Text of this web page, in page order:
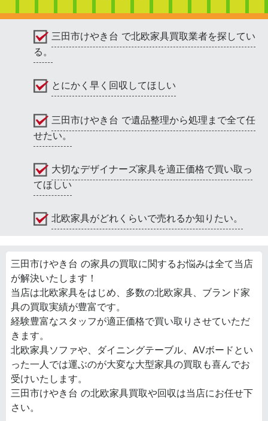
三田市けやき台 で北欧家具買取業者を探してい
る。
とにかく早く回収してほしい
三田市けやき台 で遺品整理から処理まで全て任
せたい。
大切なデザイナーズ家具を適正価格で買い取っ
てほしい
北欧家具がどれくらいで売れるか知りたい。
三田市けやき台 の家具の買取に関するお悩みは全て当店
が解決いたします！
当店は北欧家具をはじめ、多数の北欧家具、ブランド家
具の買取実績が豊富です。
経験豊富なスタッフが適正価格で買い取りさせていただ
きます。
北欧家具ソファや、ダイニングテーブル、AVボードとい
った一人では運ぶのが大変な大型家具の買取も喜んでお
受けいたします。
三田市けやき台 の北欧家具買取や回収は当店にお任せ下
さい。